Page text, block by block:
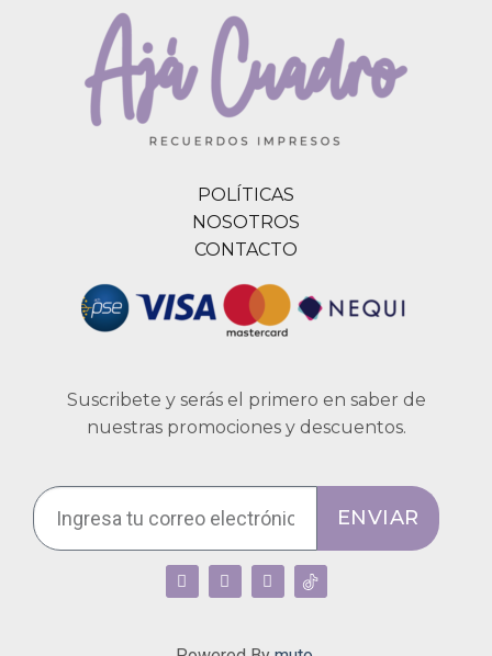
POLÍTICAS
NOSOTROS
CONTACTO
Suscribete y serás el primero en saber de
nuestras promociones y descuentos.
ENVIAR